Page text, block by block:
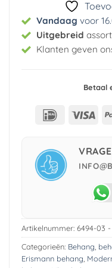
Vandaag voor
Uitgebreid
Klanten geven
Betaal
IDeal
Artikelnummer: 6494-03 -
Categorieën: Behang
Erismann behang